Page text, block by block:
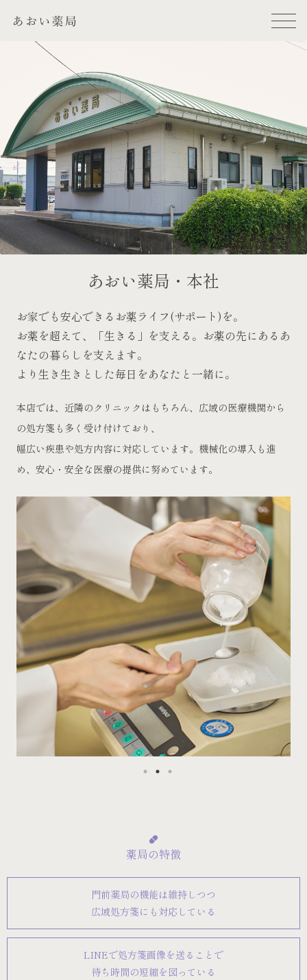
あおい薬局・本社
お家でも安心できるお薬ライフ(サポート)を。
お薬を超えて、「生きる」を支える。お薬の先にあるあ
なたの暮らしを支えます。
より生き生きとした毎日をあなたと一緒に。
本店では、近隣のクリニックはもちろん、広域の医療機関から
の処方箋も多く受け付けており、
幅広い疾患や処方内容に対応しています。機械化の導入も進
め、安心・安全な医療の提供に努めています。
薬局の特徴
門前薬局の機能は維持しつつ
広域処方箋にも対応している
LINEで処方箋画像を送ることで
待ち時間の短縮を図っている